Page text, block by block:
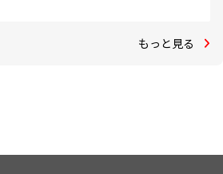
もっと見る